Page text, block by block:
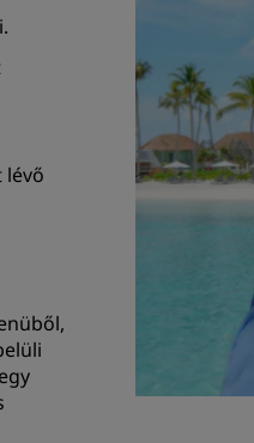
lévő